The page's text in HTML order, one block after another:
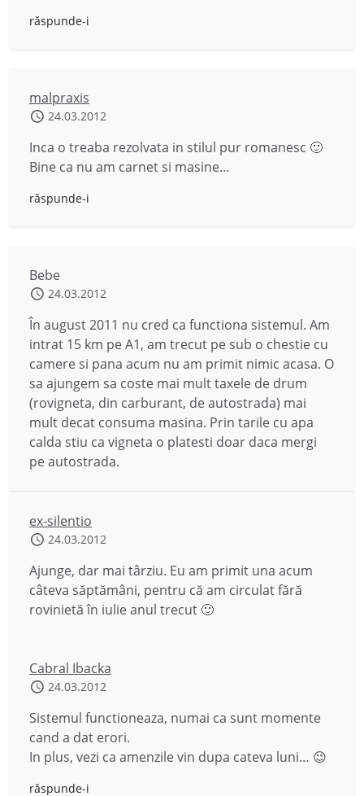
răspunde-i
malpraxis
24.03.2012
Inca o treaba rezolvata in stilul pur romanesc 🙂
Bine ca nu am carnet si masine…
răspunde-i
Bebe
24.03.2012
În august 2011 nu cred ca functiona sistemul. Am
intrat 15 km pe A1, am trecut pe sub o chestie cu
camere si pana acum nu am primit nimic acasa. O
sa ajungem sa coste mai mult taxele de drum
(rovigneta, din carburant, de autostrada) mai
mult decat consuma masina. Prin tarile cu apa
calda stiu ca vigneta o platesti doar daca mergi
pe autostrada.
ex-silentio
24.03.2012
Ajunge, dar mai târziu. Eu am primit una acum
câteva săptămâni, pentru că am circulat fără
rovinietă în iulie anul trecut 🙂
Cabral Ibacka
24.03.2012
Sistemul functioneaza, numai ca sunt momente
cand a dat erori.
In plus, vezi ca amenzile vin dupa cateva luni… 😉
răspunde-i